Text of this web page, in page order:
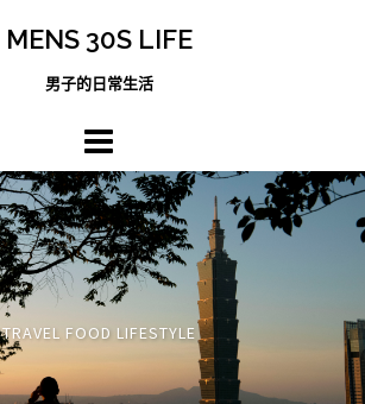
MENS 30S LIFE
男子的日常生活
TRAVEL FOOD LIFESTYLE